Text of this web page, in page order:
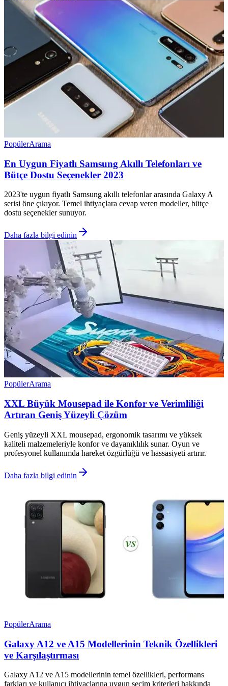
PopülerArama
En Uygun Fiyatlı Samsung Akıllı Telefonları ve
Bütçe Dostu Seçenekler 2023
2023'te uygun fiyatlı Samsung akıllı telefonlar arasında Galaxy A
serisi öne çıkıyor. Temel ihtiyaçlara cevap veren modeller, bütçe
dostu seçenekler sunuyor.
Daha fazla bilgi edinin
PopülerArama
XXL Büyük Mousepad ile Konfor ve Verimliliği
Artıran Geniş Yüzeyli Çözüm
Geniş yüzeyli XXL mousepad, ergonomik tasarımı ve yüksek
kaliteli malzemeleriyle konfor ve dayanıklılık sunar. Oyun ve
profesyonel kullanımda hareket özgürlüğü ve hassasiyeti artırır.
Daha fazla bilgi edinin
PopülerArama
Galaxy A12 ve A15 Modellerinin Teknik Özellikleri
ve Karşılaştırması
Galaxy A12 ve A15 modellerinin temel özellikleri, performans
farkları ve kullanıcı ihtiyaçlarına uygun seçim kriterleri hakkında